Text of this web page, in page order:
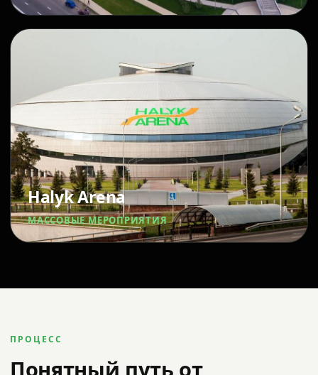
Halyk Arena
МАССОВЫЕ МЕРОПРИЯТИЯ
ПРОЦЕСС
Понятный путь от